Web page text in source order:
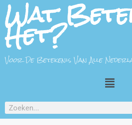
Wat
Het?
Voor De Betekenis Van Alle